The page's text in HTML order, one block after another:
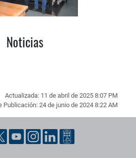
Noticias
Actualizada: 11 de abril de 2025 8:07 PM
Publicación: 24 de junio de 2024 8:22 AM
de contacto, redes sociales y